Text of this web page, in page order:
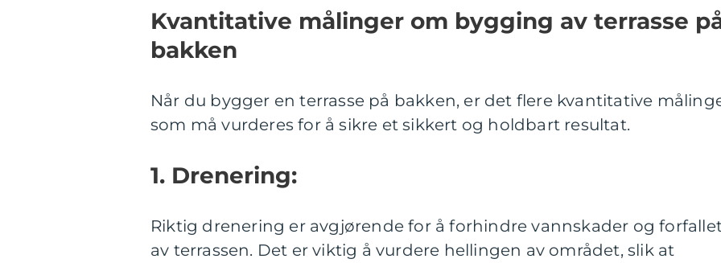
Kvantitative målinger om bygging av terrasse
bakken
Når du bygger en terrasse på bakken, er det flere kvantitative
som må vurderes for å sikre et sikkert og holdbart resultat.
1. Drenering:
Riktig drenering er avgjørende for å forhindre vannskader og
av terrassen. Det er viktig å vurdere hellingen av området, slik at